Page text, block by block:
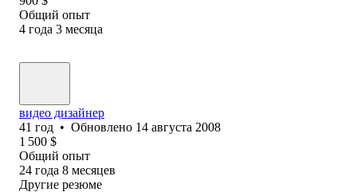
Общий опыт
4 года 3 месяца
видео дизайнер
41 год • Обновлено 14 августа 2008
1 500 $
Общий опыт
24 года 8 месяцев
Другие резюме